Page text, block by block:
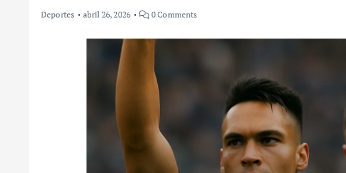
Deportes abril 26, 2026 0 Comments